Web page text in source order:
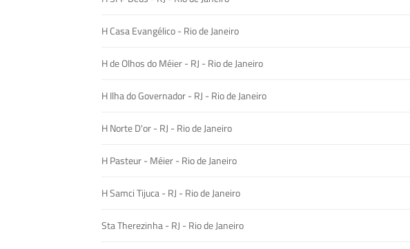
H Casa Evangélico - Rio de Janeiro
H de Olhos do Méier - RJ - Rio de Janeiro
H Ilha do Governador - RJ - Rio de Janeiro
H Norte D'or - RJ - Rio de Janeiro
H Pasteur - Méier - Rio de Janeiro
H Samci Tijuca - RJ - Rio de Janeiro
Sta Therezinha - RJ - Rio de Janeiro